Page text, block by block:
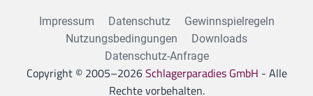
Impressum Datenschutz
Gewinnspielregeln
Nutzungsbedingungen
Downloads
Datenschutz-Anfrage
Copyright © 2005–2026Schlagerparadies GmbH - Alle
Rechte vorbehalten.